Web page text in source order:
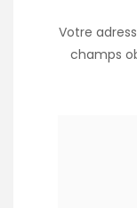
Votre
champs